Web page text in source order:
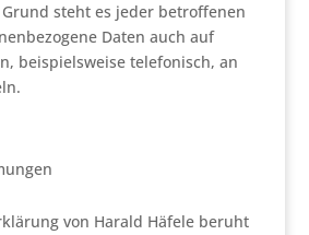
steht es jeder betroffenen
Daten auch auf
beispielsweise telefonisch, an
von Harald Häfele beruht